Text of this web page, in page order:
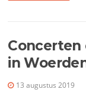
in
13 augustus 2019